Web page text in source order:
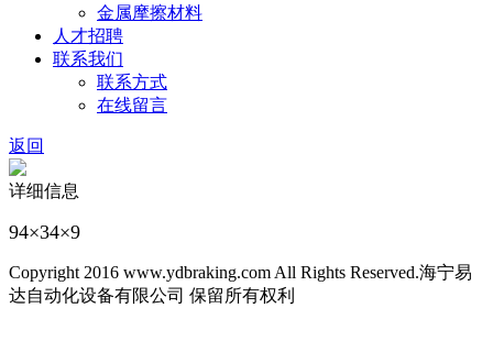
金属摩擦材料
人才招聘
联系我们
联系方式
在线留言
返回
详细信息
94×34×9
Copyright 2016 www.ydbraking.com All Rights Reserved.海宁易
达自动化设备有限公司 保留所有权利